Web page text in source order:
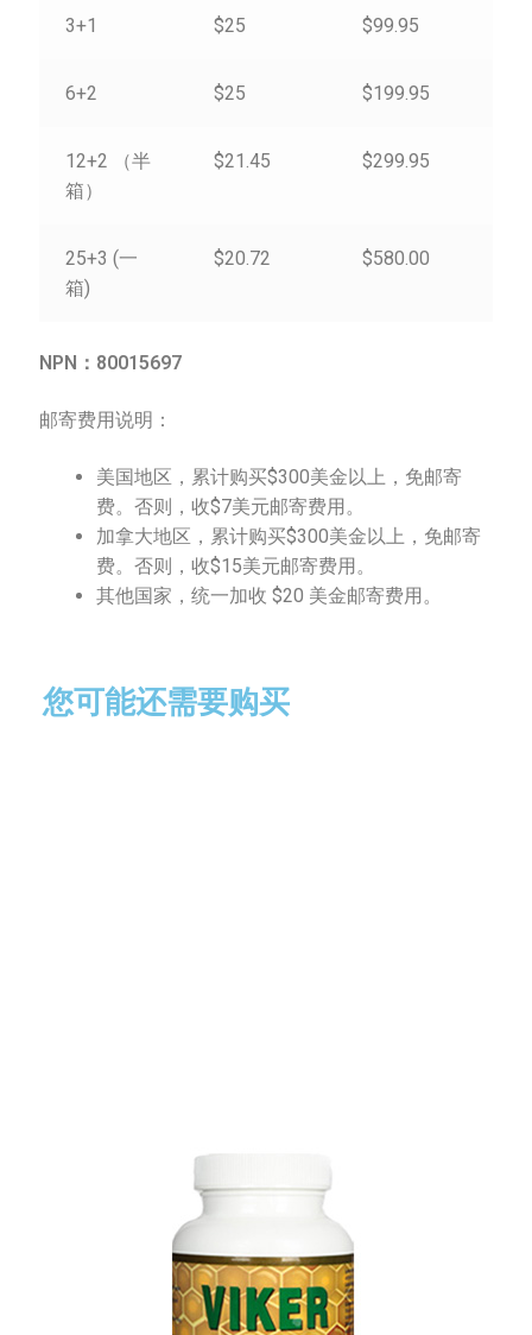
3+1 $25 $99.95
6+2 $25 $199.95
12+2 （半
箱）
$21.45 $299.95
25+3 (一
箱)
$20.72 $580.00
NPN ： 80015697
邮寄费用说明：
美国地区，累计购买$300美金以上，免邮寄
费。否则，收$7美元邮寄费用。
加拿大地区，累计购买$300美金以上，免邮寄
费。否则，收$15美元邮寄费用。
其他国家，统一加收 $20 美金邮寄费用。
您可能还需要购买